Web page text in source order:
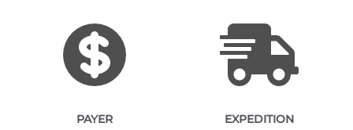
PAYER EXPEDITION